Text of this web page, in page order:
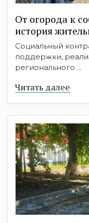
От огорода к
история
Социальный
поддержки,
регионального ...
Читать далее